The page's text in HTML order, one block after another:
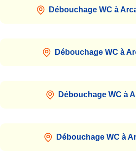
Débouchage WC à
Débouchage WC à
Débouchage WC à
Débouchage WC à